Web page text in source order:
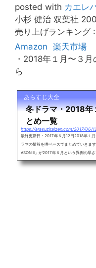
posted with カエレ
小杉 健治 双葉社
売り上げランキング
Amazon 楽天市場
・2018年１月〜３
ら
あらすじ大全
冬ドラマ・2018年
とめ一覧
https://arasuzitaizen.com/2017/06/
最終更新日：2017年６月12日2018年１
ラマの情報を噂ベースでまとめていきま
ASON II」が2017年６月という異例の早
や朝の連続テレビ小説「わろてんか」な